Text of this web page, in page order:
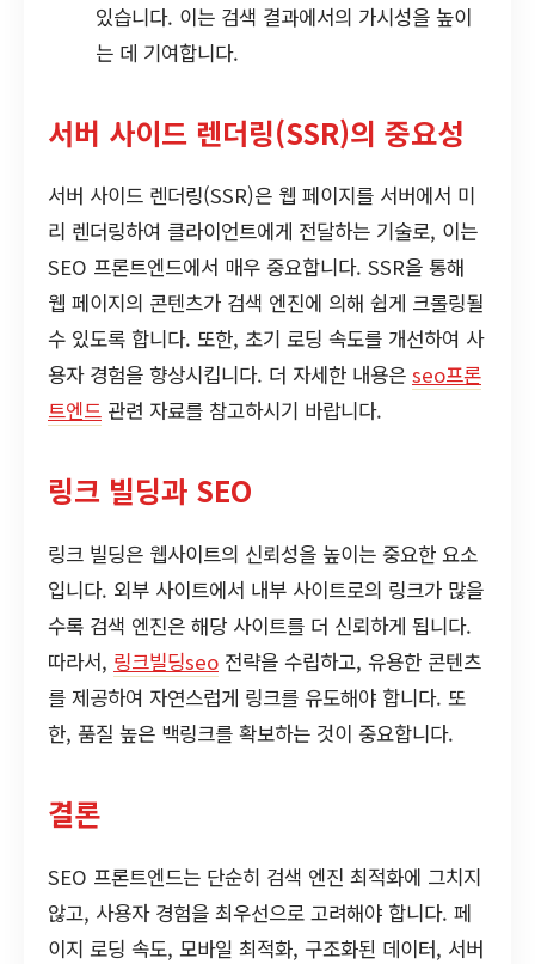
있습니다. 이는 검색 결과에서의 가시성을 높이
는 데 기여합니다.
서버 사이드 렌더링(SSR)의 중요성
서버 사이드 렌더링(SSR)은 웹 페이지를 서버에서 미
리 렌더링하여 클라이언트에게 전달하는 기술로, 이는
SEO 프론트엔드에서 매우 중요합니다. SSR을 통해
웹 페이지의 콘텐츠가 검색 엔진에 의해 쉽게 크롤링될
수 있도록 합니다. 또한, 초기 로딩 속도를 개선하여 사
용자 경험을 향상시킵니다. 더 자세한 내용은 seo프론
트엔드 관련 자료를 참고하시기 바랍니다.
링크 빌딩과 SEO
링크 빌딩은 웹사이트의 신뢰성을 높이는 중요한 요소
입니다. 외부 사이트에서 내부 사이트로의 링크가 많을
수록 검색 엔진은 해당 사이트를 더 신뢰하게 됩니다.
따라서, 링크빌딩seo 전략을 수립하고, 유용한 콘텐츠
를 제공하여 자연스럽게 링크를 유도해야 합니다. 또
한, 품질 높은 백링크를 확보하는 것이 중요합니다.
결론
SEO 프론트엔드는 단순히 검색 엔진 최적화에 그치지
않고, 사용자 경험을 최우선으로 고려해야 합니다. 페
이지 로딩 속도, 모바일 최적화, 구조화된 데이터, 서버